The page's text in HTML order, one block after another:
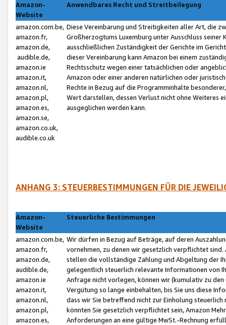
Amazon-
Website
Anwendbares Recht und Streitbeilegung
amazon.com.be,
amazon.fr,
amazon.de,
audible.de,
amazon.ie
amazon.it,
amazon.nl,
amazon.pl,
amazon.es,
amazon.se,
amazon.co.uk,
audible.co.uk
Diese Vereinbarung und Streitigkeiten aller Art, die
Großherzogtums Luxemburg unter Ausschluss
ausschließlichen Zuständigkeit der Gerichte im
dieser Vereinbarung kann Amazon bei einem
Rechtsschutz wegen einer tatsächlichen oder
Amazon oder einer anderen natürlichen oder
Rechte in Bezug auf die Programminhalte
Wert darstellen, dessen Verlust nicht ohne Weiteres
ausgeglichen werden kann.
ANHANG 3: STEUERBESTIMMUNGEN FÜR DIE
Amazon-
Website
Steuerliche Bestimmungen
amazon.com.be,
amazon.fr,
amazon.de,
audible.de,
amazon.ie
amazon.it,
amazon.nl,
amazon.pl,
amazon.es,
Wir dürfen in Bezug auf Beträge, auf deren
vornehmen, zu denen wir gesetzlich verpflichtet
stellen die vollständige Zahlung und Abgeltung der
gelegentlich steuerlich relevante Informationen von
Anfrage nicht vorlegen, können wir (kumulativ zu
Vergütung so lange einbehalten, bis Sie uns diese
dass wir Sie betreffend nicht zur Einholung
könnten Sie gesetzlich verpflichtet sein, Amazon
Anforderungen an eine gültige MwSt.-Rechnung